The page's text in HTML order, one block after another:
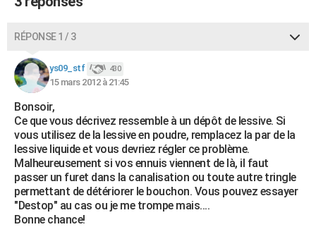
S'inscrire
Se connecter
Lycées
Collèges
Primaires
Universités
Entreprises
Service militaire
Avis de recherche
AVIS DE DÉCÈS
FORUM
Bricolage
Lifestyle
Culture
Sport
Auto
Television
Voyage
Cinema
RÉPONSE 1 / 3
ys09_stf 430
15 mars 2012 à 21:45
Bonsoir,
Ce que vous décrivez ressemble à un dépôt de lessive. Si
vous utilisez de la lessive en poudre, remplacez la par de la
lessive liquide et vous devriez régler ce problème.
Malheureusement si vos ennuis viennent de là, il faut
passer un furet dans la canalisation ou toute autre tringle
permettant de détériorer le bouchon. Vous pouvez essayer
"Destop" au cas ou je me trompe mais....
Bonne chance!